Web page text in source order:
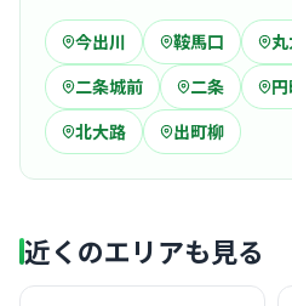
今出川 鞍馬口
二条城前
二条
北大路
出町柳
近くのエリアも見る